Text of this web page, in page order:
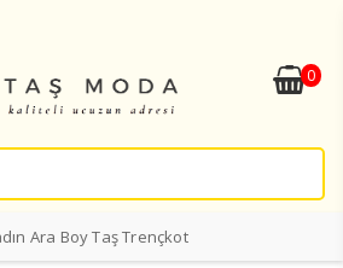
0
Ara Boy Taş Trençkot